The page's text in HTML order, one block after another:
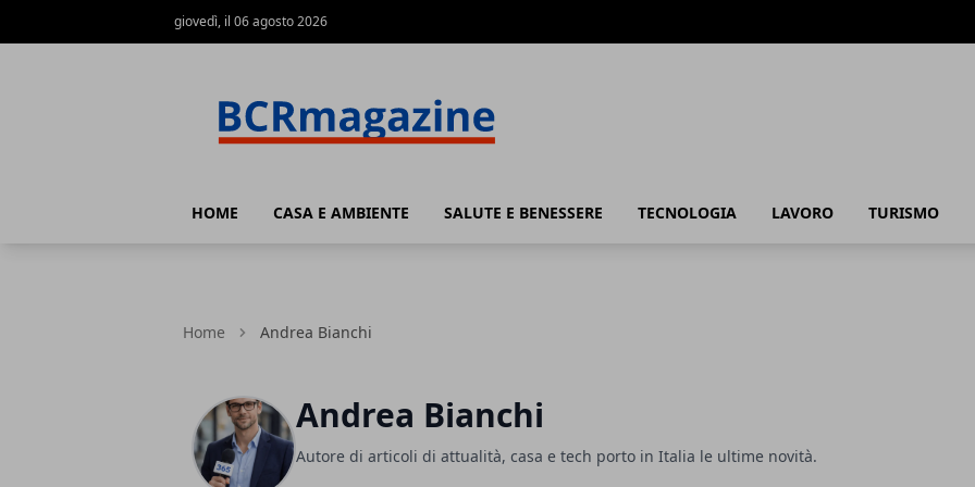
giovedì, il 06 agosto 2026
HOME CASA E AMBIENTE SALUTE E BENESSERE TECNOLOGIA LAVORO TURISMO
Home Andrea Bianchi
Andrea Bianchi
Autore di articoli di attualità, casa e tech porto in Italia le ultime novità.